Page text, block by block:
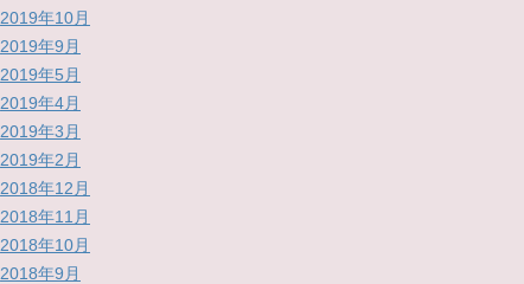
2019年10月
2019年9月
2019年5月
2019年4月
2019年3月
2019年2月
2018年12月
2018年11月
2018年10月
2018年9月